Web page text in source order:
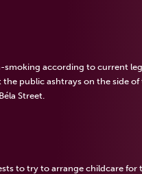
smoking according to current
the public ashtrays on the side of
Street.
to try to arrange childcare for